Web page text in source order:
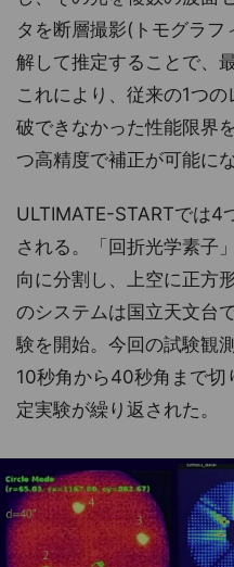
タを断層撮影(トモグラ
解して推定することで、
これにより、従来の1つ
破できなかった性能限界
つ高精度で補正が可能に
ULTIMATE-STARTでは4
される。「回折光学素子
向に分割し、上空に正方
のシステムは国立天文台
験を開始。今回の試験観
10秒角から40秒角まで切
定実験が繰り返された。